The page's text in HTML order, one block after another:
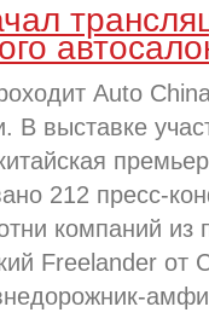
Auto
В выставке
212 пресс-
компаний из
Freelander